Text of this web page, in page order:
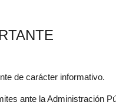
de carácter informativo.
ante la Administración